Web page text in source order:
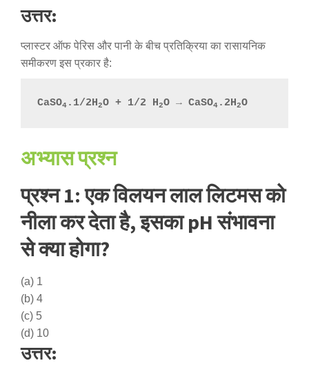
उत्तर:
प्लास्टर ऑफ पेरिस और पानी के बीच प्रतिक्रिया का रासायनिक
समीकरण इस प्रकार है:
CaSO4 .1/2H2O + 1/2 H2O → CaSO4 .2H2O
अभ्यास प्रश्न
प्रश्न 1: एक विलयन लाल लिटमस को
नीला कर देता है, इसका pH संभावना
से क्या होगा?
(a) 1
(b) 4
(c) 5
(d) 10
उत्तर: